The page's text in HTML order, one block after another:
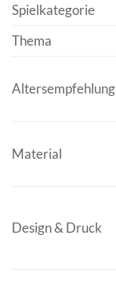
Spielkategorie
Thema
Altersempfehlung
Material
Design & Druck